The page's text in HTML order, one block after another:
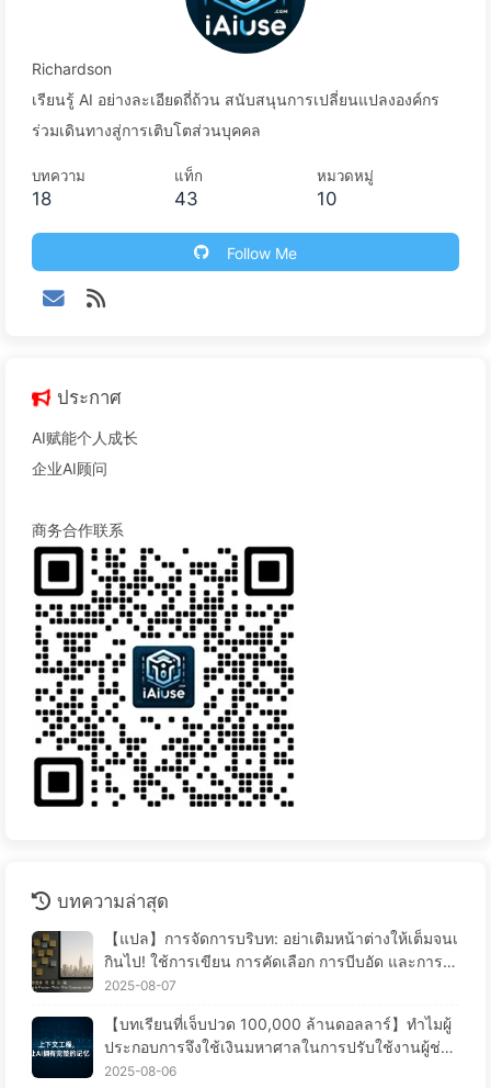
Richardson
เรียนรู้ AI อย่างละเอียดถี่ถ้วน สนับสนุนการเปลี่ยนแปลงองค์กร
ร่วมเดินทางสู่การเติบโตส่วนบุคคล
บทความ
18
แท็ก
43
หมวดหมู่
10
Follow Me
ประกาศ
AI赋能个人成长
企业AI顾问
商务合作联系
บทความล่าสุด
【แปล】การจัดการบริบท: อย่าเติมหน้าต่างให้เต็มจนเ
กินไป! ใช้การเขียน การคัดเลือก การบีบอัด และการแ
ยกแยะอย่างมีระเบียบ เพื่อป้องกันการรบกวนจากข้อมูล
2025-08-07
【บทเรียนที่เจ็บปวด 100,000 ล้านดอลลาร์】ทำไมผู้
ประกอบการจึงใช้เงินมหาศาลในการปรับใช้งานผู้ช่วย
AI แต่กลับ “ลืม” ในช่วงเวลาที่สำคัญ จึงทำให้คู่แข่งเพิ่
2025-08-06